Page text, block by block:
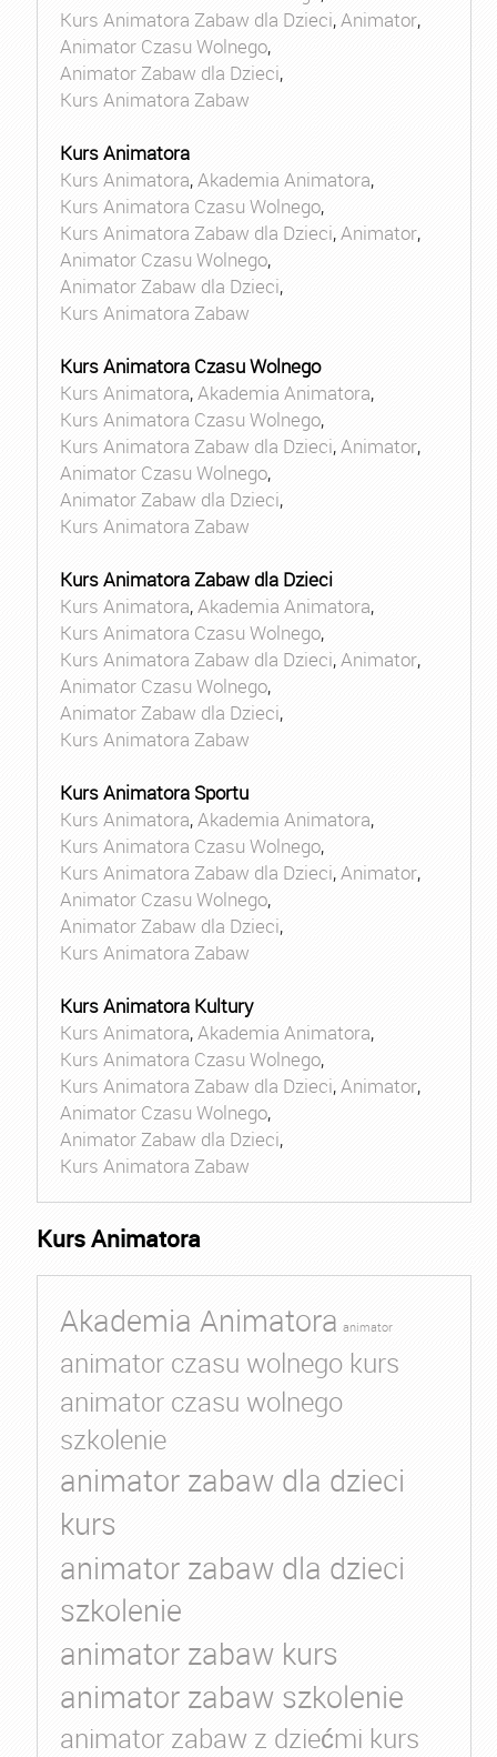
Kurs Animatora Zabaw dla Dzieci,Animator,
Animator Czasu Wolnego,
Animator Zabaw dla Dzieci,
Kurs Animatora Zabaw
Kurs Animatora
Kurs Animatora,Akademia Animatora,
Kurs Animatora Czasu Wolnego,
Kurs Animatora Zabaw dla Dzieci,Animator,
Animator Czasu Wolnego,
Animator Zabaw dla Dzieci,
Kurs Animatora Zabaw
Kurs Animatora Czasu Wolnego
Kurs Animatora,Akademia Animatora,
Kurs Animatora Czasu Wolnego,
Kurs Animatora Zabaw dla Dzieci,Animator,
Animator Czasu Wolnego,
Animator Zabaw dla Dzieci,
Kurs Animatora Zabaw
Kurs Animatora Zabaw dla Dzieci
Kurs Animatora,Akademia Animatora,
Kurs Animatora Czasu Wolnego,
Kurs Animatora Zabaw dla Dzieci,Animator,
Animator Czasu Wolnego,
Animator Zabaw dla Dzieci,
Kurs Animatora Zabaw
Kurs Animatora Sportu
Kurs Animatora,Akademia Animatora,
Kurs Animatora Czasu Wolnego,
Kurs Animatora Zabaw dla Dzieci,Animator,
Animator Czasu Wolnego,
Animator Zabaw dla Dzieci,
Kurs Animatora Zabaw
Kurs Animatora Kultury
Kurs Animatora,Akademia Animatora,
Kurs Animatora Czasu Wolnego,
Kurs Animatora Zabaw dla Dzieci,Animator,
Animator Czasu Wolnego,
Animator Zabaw dla Dzieci,
Kurs Animatora Zabaw
Kurs Animatora
Akademia Animatora animator
animator czasu wolnego kurs
animator czasu wolnego
szkolenie
animator zabaw dla dzieci
kurs
animator zabaw dla dzieci
szkolenie
animator zabaw kurs
animator zabaw szkolenie
animator zabaw z dziećmi kurs